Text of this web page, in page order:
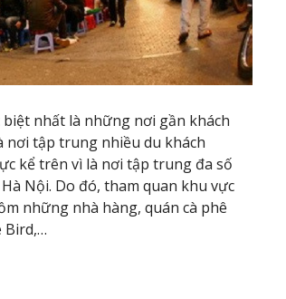
nhất là những nơi gần khách
nơi tập trung nhiều du khách
kể trên vì là nơi tập trung đa số
Nội. Do đó, tham quan khu vực
những nhà hàng, quán cà phê
Bird,…